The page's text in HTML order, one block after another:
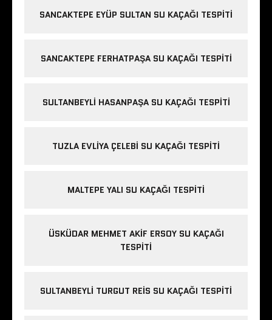
SANCAKTEPE EYÜP SULTAN SU KAÇAĞI TESPITI
SANCAKTEPE FERHATPAŞA SU KAÇAĞI TESPITI
SULTANBEYLI HASANPAŞA SU KAÇAĞI TESPITI
TUZLA EVLIYA ÇELEBI SU KAÇAĞI TESPITI
MALTEPE YALI SU KAÇAĞI TESPITI
ÜSKÜDAR MEHMET AKIF ERSOY SU KAÇAĞI
TESPITI
SULTANBEYLI TURGUT REIS SU KAÇAĞI TESPITI